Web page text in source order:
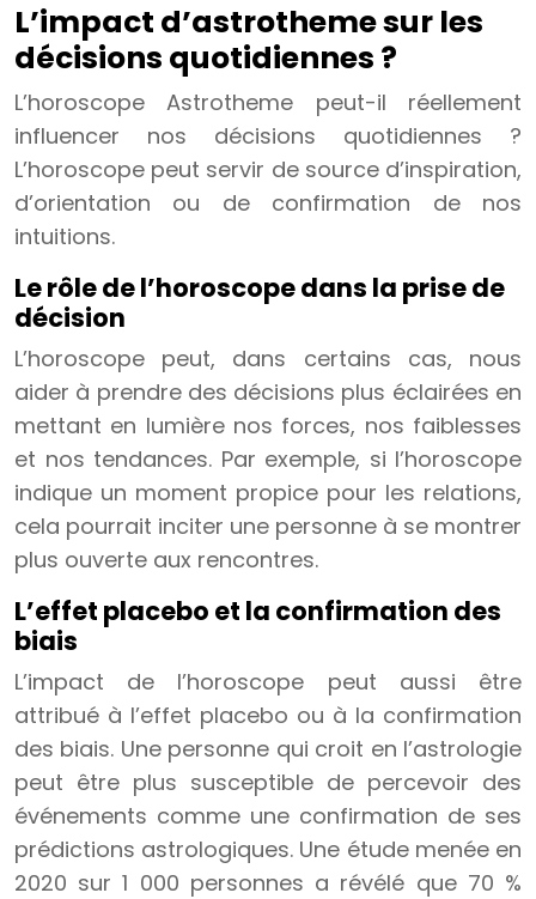
L’impact d’astrotheme sur les
décisions quotidiennes ?
L’horoscope Astrotheme peut-il réellement
influencer nos décisions quotidiennes ?
L’horoscope peut servir de source d’inspiration,
d’orientation ou de confirmation de nos
intuitions.
Le rôle de l’horoscope dans la prise de
décision
L’horoscope peut, dans certains cas, nous
aider à prendre des décisions plus éclairées en
mettant en lumière nos forces, nos faiblesses
et nos tendances. Par exemple, si l’horoscope
indique un moment propice pour les relations,
cela pourrait inciter une personne à se montrer
plus ouverte aux rencontres.
L’effet placebo et la confirmation des
biais
L’impact de l’horoscope peut aussi être
attribué à l’effet placebo ou à la confirmation
des biais. Une personne qui croit en l’astrologie
peut être plus susceptible de percevoir des
événements comme une confirmation de ses
prédictions astrologiques. Une étude menée en
2020 sur 1 000 personnes a révélé que 70 %